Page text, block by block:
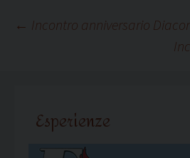
← Incontro anniversario
Esperienze